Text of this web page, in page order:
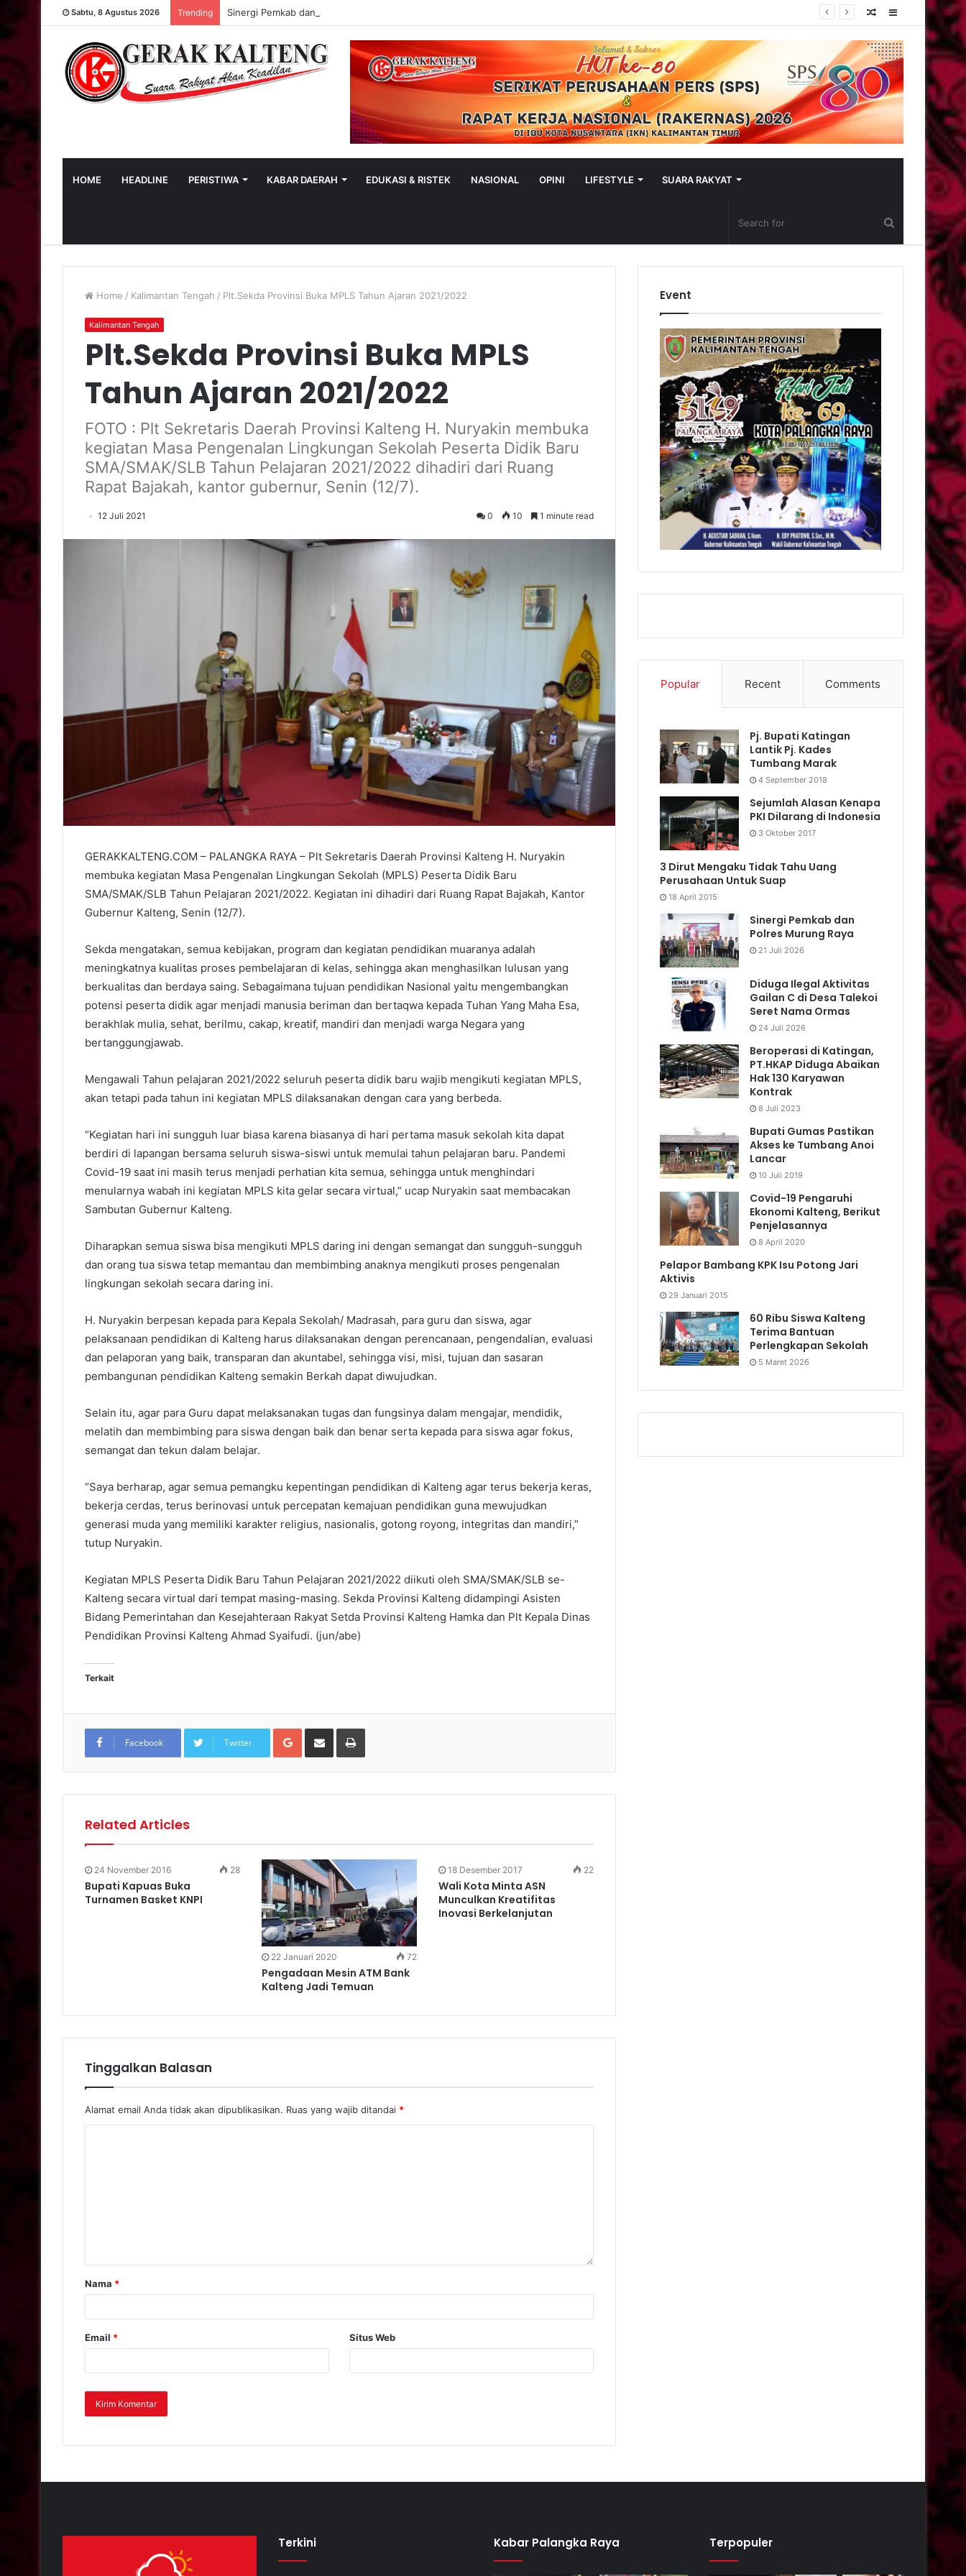
Sabtu, 8 Agustus 2026 Trending Sinergi Pemkab dan Polres Murung Raya Sidebar
Random
HOME HEADLINE PERISTIWA KABAR DAERAH EDUKASI & RISTEK NASIONAL OPINI LIFESTYLE SUARA RAKYAT
Home / Kalimantan Tengah / Plt.Sekda Provinsi Buka MPLS Tahun Ajaran 2021/2022
Kalimantan Tengah
Plt.Sekda Provinsi Buka MPLS
Tahun Ajaran 2021/2022
FOTO : Plt Sekretaris Daerah Provinsi Kalteng H. Nuryakin membuka
kegiatan Masa Pengenalan Lingkungan Sekolah Peserta Didik Baru
SMA/SMAK/SLB Tahun Pelajaran 2021/2022 dihadiri dari Ruang
Rapat Bajakah, kantor gubernur, Senin (12/7).
12 Juli 2021 0 10 1 minute read
GERAKKALTENG.COM – PALANGKA RAYA – Plt Sekretaris Daerah Provinsi Kalteng H. Nuryakin
membuka kegiatan Masa Pengenalan Lingkungan Sekolah (MPLS) Peserta Didik Baru
SMA/SMAK/SLB Tahun Pelajaran 2021/2022. Kegiatan ini dihadiri dari Ruang Rapat Bajakah, Kantor
Gubernur Kalteng, Senin (12/7).
Sekda mengatakan, semua kebijakan, program dan kegiatan pendidikan muaranya adalah
meningkatnya kualitas proses pembelajaran di kelas, sehingga akan menghasilkan lulusan yang
berkualitas dan berdaya saing. Sebagaimana tujuan pendidikan Nasional yaitu mengembangkan
potensi peserta didik agar menjadi manusia beriman dan bertaqwa kepada Tuhan Yang Maha Esa,
berakhlak mulia, sehat, berilmu, cakap, kreatif, mandiri dan menjadi warga Negara yang
bertanggungjawab.
Mengawali Tahun pelajaran 2021/2022 seluruh peserta didik baru wajib mengikuti kegiatan MPLS,
akan tetapi pada tahun ini kegiatan MPLS dilaksanakan dengan cara yang berbeda.
“Kegiatan hari ini sungguh luar biasa karena biasanya di hari pertama masuk sekolah kita dapat
berdiri di lapangan bersama seluruh siswa-siswi untuk memulai tahun pelajaran baru. Pandemi
Covid-19 saat ini masih terus menjadi perhatian kita semua, sehingga untuk menghindari
menularnya wabah ini kegiatan MPLS kita gelar secara virtual,” ucap Nuryakin saat membacakan
Sambutan Gubernur Kalteng.
Diharapkan semua siswa bisa mengikuti MPLS daring ini dengan semangat dan sungguh-sungguh
dan orang tua siswa tetap memantau dan membimbing anaknya mengikuti proses pengenalan
lingkungan sekolah secara daring ini.
H. Nuryakin berpesan kepada para Kepala Sekolah/ Madrasah, para guru dan siswa, agar
pelaksanaan pendidikan di Kalteng harus dilaksanakan dengan perencanaan, pengendalian, evaluasi
dan pelaporan yang baik, transparan dan akuntabel, sehingga visi, misi, tujuan dan sasaran
pembangunan pendidikan Kalteng semakin Berkah dapat diwujudkan.
Selain itu, agar para Guru dapat melaksanakan tugas dan fungsinya dalam mengajar, mendidik,
melatih dan membimbing para siswa dengan baik dan benar serta kepada para siswa agar fokus,
semangat dan tekun dalam belajar.
“Saya berharap, agar semua pemangku kepentingan pendidikan di Kalteng agar terus bekerja keras,
bekerja cerdas, terus berinovasi untuk percepatan kemajuan pendidikan guna mewujudkan
generasi muda yang memiliki karakter religius, nasionalis, gotong royong, integritas dan mandiri,”
tutup Nuryakin.
Kegiatan MPLS Peserta Didik Baru Tahun Pelajaran 2021/2022 diikuti oleh SMA/SMAK/SLB se-
Kalteng secara virtual dari tempat masing-masing. Sekda Provinsi Kalteng didampingi Asisten
Bidang Pemerintahan dan Kesejahteraan Rakyat Setda Provinsi Kalteng Hamka dan Plt Kepala Dinas
Pendidikan Provinsi Kalteng Ahmad Syaifudi. (jun/abe)
Terkait
Facebook Twitter
Google+Share via Email Print
Related Articles
24 November 2016 28
Bupati Kapuas Buka
Turnamen Basket KNPI
22 Januari 2020 72
Pengadaan Mesin ATM Bank
Kalteng Jadi Temuan
18 Desember 2017 22
Wali Kota Minta ASN
Munculkan Kreatifitas
Inovasi Berkelanjutan
Tinggalkan Balasan
Alamat email Anda tidak akan dipublikasikan. Ruas yang wajib ditandai *
Nama *
Email * Situs Web
Event
Popular Recent Comments
Pj. Bupati Katingan
Lantik Pj. Kades
Tumbang Marak
4 September 2018
Sejumlah Alasan Kenapa
PKI Dilarang di Indonesia
3 Oktober 2017
3 Dirut Mengaku Tidak Tahu Uang
Perusahaan Untuk Suap
18 April 2015
Sinergi Pemkab dan
Polres Murung Raya
21 Juli 2026
Diduga Ilegal Aktivitas
Gailan C di Desa Talekoi
Seret Nama Ormas
24 Juli 2026
Beroperasi di Katingan,
PT.HKAP Diduga Abaikan
Hak 130 Karyawan
Kontrak
8 Juli 2023
Bupati Gumas Pastikan
Akses ke Tumbang Anoi
Lancar
10 Juli 2019
Covid-19 Pengaruhi
Ekonomi Kalteng, Berikut
Penjelasannya
8 April 2020
Pelapor Bambang KPK Isu Potong Jari
Aktivis
29 Januari 2015
60 Ribu Siswa Kalteng
Terima Bantuan
Perlengkapan Sekolah
5 Maret 2026
Terkini Kabar Palangka Raya Terpopuler